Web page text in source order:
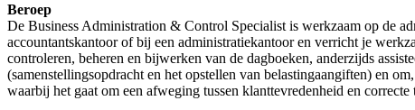
Beroep
De Business Administration & Control Specialist is werkzaam op de
accountantskantoor of bij een administratiekantoor en verricht je
controleren, beheren en bijwerken van de dagboeken, anderzijds
(samenstellingsopdracht en het opstellen van belastingaangiften) en
waarbij het gaat om een afweging tussen klanttevredenheid en